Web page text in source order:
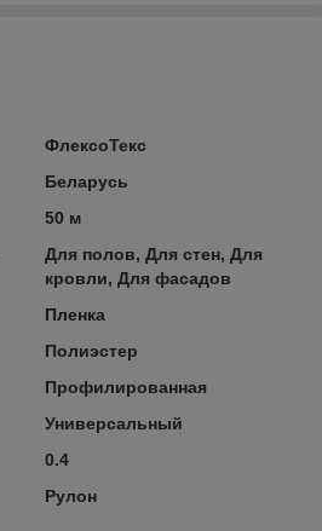
ФлексоТекс
Беларусь
50 м
Для полов, Для стен, Для
кровли, Для фасадов
Пленка
Полиэстер
Профилированная
Универсальный
0.4
Рулон